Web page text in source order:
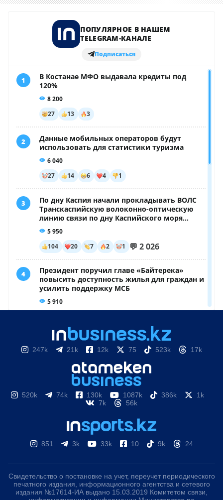
247k 21k 12k 75 523k 17k
520k 74k 130k 1087k 386k
1k
7k
56k
851 3k 33k 10 9k 24
Свидетельство о постановке на учет, переучет периодического
печатного издания, информационного агентства и сетевого
издания №17614-ИА выдано 15.03.2019 Комитетом связи,